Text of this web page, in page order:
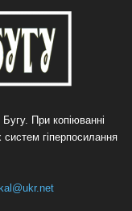
При копіюванні
систем гіперпосилання